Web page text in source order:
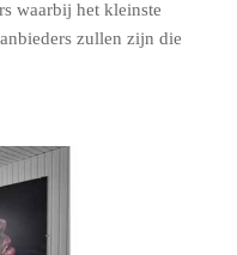
waarbij het kleinste
zullen zijn die